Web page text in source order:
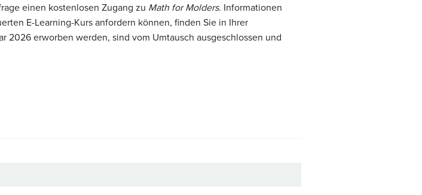
einen kostenlosen Zugang zu Math for Molders. Informationen
E-Learning-Kurs anfordern können, finden Sie in Ihrer
erworben werden, sind vom Umtausch ausgeschlossen und